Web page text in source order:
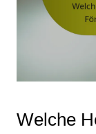
Welche